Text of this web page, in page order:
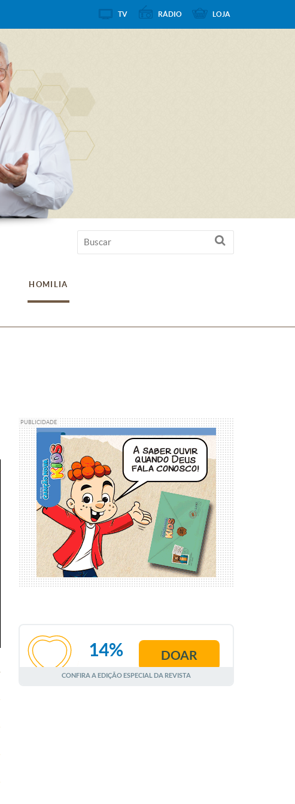
HOMILIA
PUBLICIDADE
AGOSTO
14% DOAR
CONFIRA A EDIÇÃO ESPECIAL DA REVISTA
TV RÁDIO LOJA